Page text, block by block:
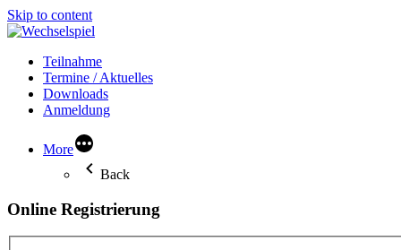
Skip to content
Teilnahme
Termine / Aktuelles
Downloads
Anmeldung
More
Back
Online Registrierung